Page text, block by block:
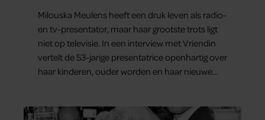
Milouska Meulens heeft een druk leven als radio-
en tv-presentator, maar haar grootste trots ligt
niet op televisie. In een interview met Vriendin
vertelt de 53-jarige presentatrice openhartig over
haar kinderen, ouder worden en haar nieuwe
dag het meest bezighouden.